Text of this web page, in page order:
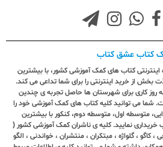
کتاب عشق کتاب
کتاب های کمک آموزشی کشور، با بیشترین
بخش از خرید اینترنتی را برای شما تداعی می کند.
و سه روز کاری برای شهرستان ها حاصل تجربه ی چندین
شما می توانید کلیه کتاب های کمک آموزشی خود را
متوسطه اول، متوسطه دوم، کنکور با بیشترین
نمایید. کلیه ی ناشران کمک آموزشی کشور (
کاگو ، گلواژه ، مبتکران ، منتشران ، خواندنی ، الگو